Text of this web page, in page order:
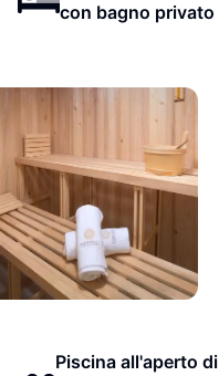
con bagno privato
Piscina all'aperto di